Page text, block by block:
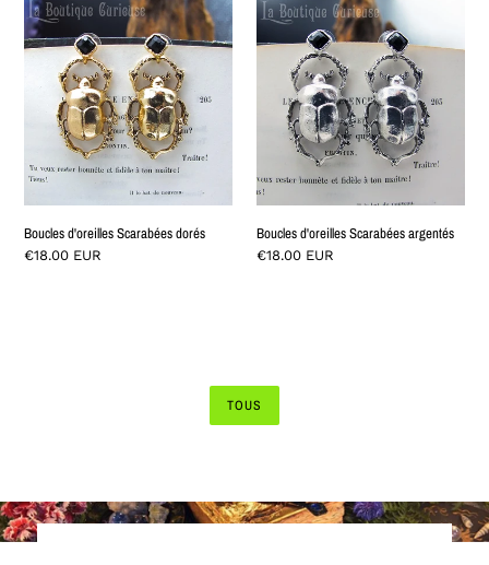
Boucles
d'oreilles
Scarabées
dorés
Boucles d'oreilles Scarabées dorés
Prix
€18.00 EUR
Boucles
d'oreilles
Scarabées
argentés
Boucles d'oreilles Scarabées argentés
Prix
€18.00 EUR
TOUS